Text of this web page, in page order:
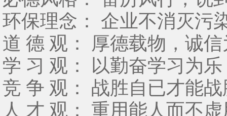
环保理念： 企业不消灭污
道 德 观： 厚德载物，诚
学 习 观： 以勤奋学习为
竞 争 观： 战胜自已才能
人 才 观： 重用能人而不